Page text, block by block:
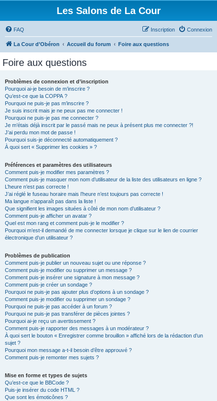
Les Salons de La Cour
FAQ Connexion
Inscription
La Cour d’Obéron Accueil du forum Foire aux questions
Foire aux questions
Problèmes de connexion et d’inscription
Pourquoi ai-je besoin de m’inscrire ?
Qu’est-ce que la COPPA ?
Pourquoi ne puis-je pas m’inscrire ?
Je suis inscrit mais je ne peux pas me connecter !
Pourquoi ne puis-je pas me connecter ?
Je m’étais déjà inscrit par le passé mais ne peux à présent plus me connecter ?!
J’ai perdu mon mot de passe !
Pourquoi suis-je déconnecté automatiquement ?
À quoi sert « Supprimer les cookies » ?
Préférences et paramètres des utilisateurs
Comment puis-je modifier mes paramètres ?
Comment puis-je masquer mon nom d’utilisateur de la liste des utilisateurs en ligne ?
L’heure n’est pas correcte !
J’ai réglé le fuseau horaire mais l’heure n’est toujours pas correcte !
Ma langue n’apparaît pas dans la liste !
Que signifient les images situées à côté de mon nom d’utilisateur ?
Comment puis-je afficher un avatar ?
Quel est mon rang et comment puis-je le modifier ?
Pourquoi m’est-il demandé de me connecter lorsque je clique sur le lien de courrier
électronique d’un utilisateur ?
Problèmes de publication
Comment puis-je publier un nouveau sujet ou une réponse ?
Comment puis-je modifier ou supprimer un message ?
Comment puis-je insérer une signature à mon message ?
Comment puis-je créer un sondage ?
Pourquoi ne puis-je pas ajouter plus d’options à un sondage ?
Comment puis-je modifier ou supprimer un sondage ?
Pourquoi ne puis-je pas accéder à un forum ?
Pourquoi ne puis-je pas transférer de pièces jointes ?
Pourquoi ai-je reçu un avertissement ?
Comment puis-je rapporter des messages à un modérateur ?
À quoi sert le bouton « Enregistrer comme brouillon » affiché lors de la rédaction d’un
sujet ?
Pourquoi mon message a-t-il besoin d’être approuvé ?
Comment puis-je remonter mes sujets ?
Mise en forme et types de sujets
Qu’est-ce que le BBCode ?
Puis-je insérer du code HTML ?
Que sont les émoticônes ?